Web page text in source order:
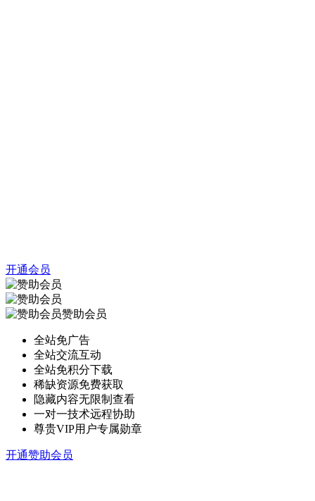
开通会员
赞助会员
全站免广告
全站交流互动
全站免积分下载
稀缺资源免费获取
隐藏内容无限制查看
一对一技术远程协助
尊贵VIP用户专属勋章
开通赞助会员